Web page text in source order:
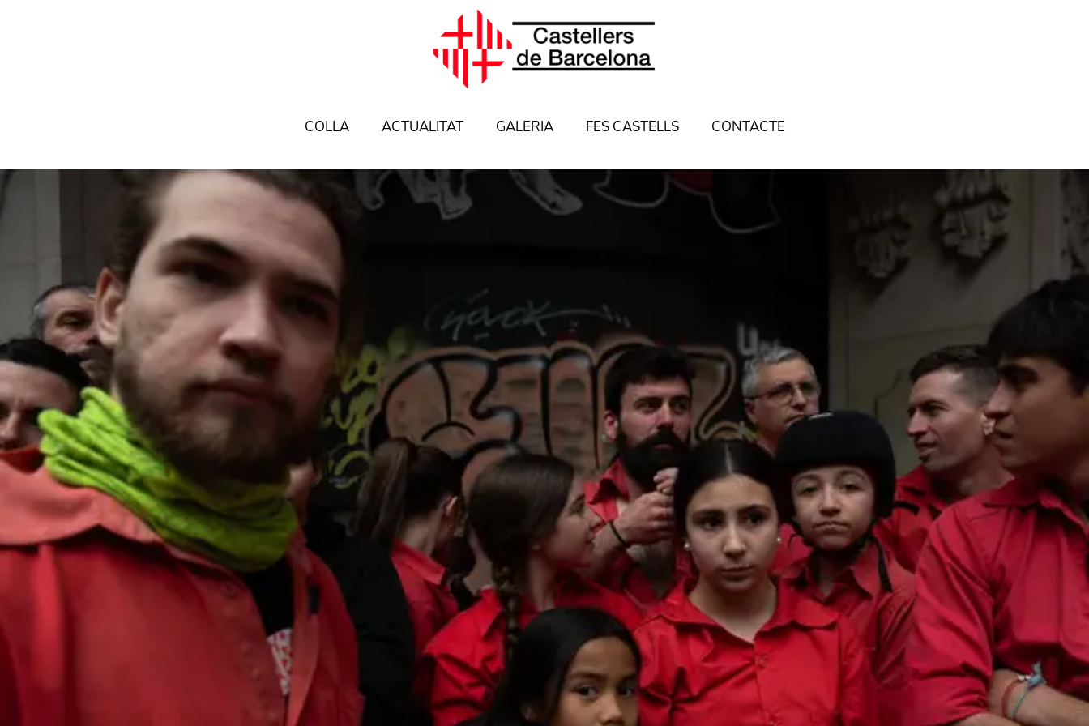
COLLA ACTUALITAT GALERIA FES CASTELLS CONTACTE